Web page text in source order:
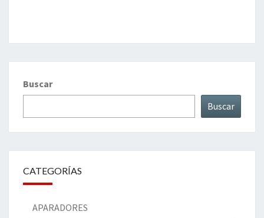
Buscar
Buscar
CATEGORÍAS
APARADORES